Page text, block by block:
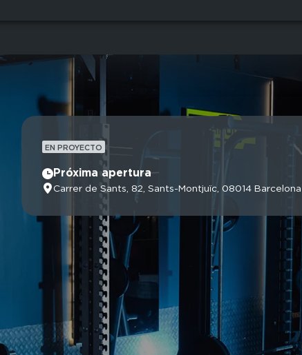
EN PROYECTO
Próxima apertura
Carrer de Sants, 82, Sants-Montjuïc, 08014 Barcelona